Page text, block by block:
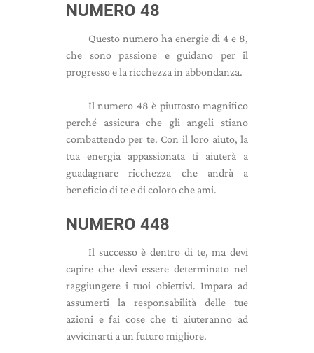
NUMERO 48
Questo numero ha energie di 4 e 8,
che sono passione e guidano per il
progresso e la ricchezza in abbondanza.
Il numero 48 è piuttosto magnifico
perché assicura che gli angeli stiano
combattendo per te. Con il loro aiuto, la
tua energia appassionata ti aiuterà a
guadagnare ricchezza che andrà a
beneficio di te e di coloro che ami.
NUMERO 448
Il successo è dentro di te, ma devi
capire che devi essere determinato nel
raggiungere i tuoi obiettivi. Impara ad
assumerti la responsabilità delle tue
azioni e fai cose che ti aiuteranno ad
avvicinarti a un futuro migliore.